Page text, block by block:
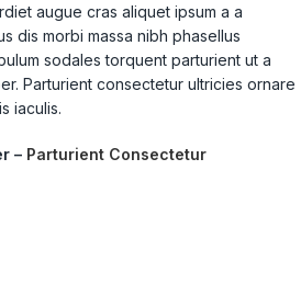
augue cras aliquet ipsum a a
dis morbi massa nibh phasellus
sodales torquent parturient ut a
Parturient consectetur ultricies ornare
iaculis.
– Parturient Consectetur